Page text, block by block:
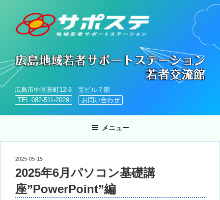
へ
ス
キ
広島市中区基町12-8 宝ビル７階
TEL 082-511-2029
お問い合わせ
メニュー
投
日:
2025-05-15
2025年6月パソコン基礎講
座”PowerPoint”編